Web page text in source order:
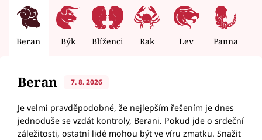
Beran Býk Blíženci Rak Lev Panna
Beran 7. 8. 2026
Je velmi pravděpodobné, že nejlepším řešením je dnes
jednoduše se vzdát kontroly, Berani. Pokud jde o srdeční
záležitosti, ostatní lidé mohou být ve víru zmatku. Snažit